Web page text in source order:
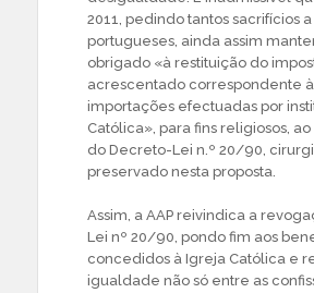
2011, pedindo tantos sacrifícios
portugueses, ainda assim
obrigado «à restituição do
acrescentado correspondente
importações efectuadas por
Católica», para fins religiosos,
do Decreto-Lei n.º 20/90,
preservado nesta proposta.
Assim, a AAP reivindica a
Lei nº 20/90, pondo fim aos
concedidos à Igreja Católica e
igualdade não só entre as